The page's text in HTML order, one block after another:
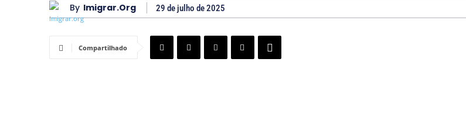
By Imigrar.org 29 de julho de 2025
Compartilhado